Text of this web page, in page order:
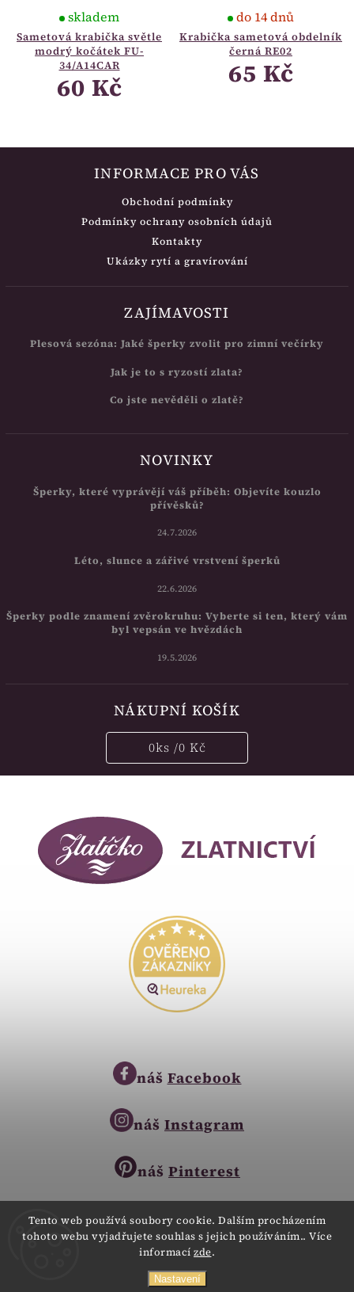
Tento web používá soubory cookie. Dalším procházením
tohoto webu vyjadřujete souhlas s jejich používáním.. Více
informací zde.
Nastavení
obchod@zlatnictvi-zlaticko.cz
Sametová krabička světle
modrý kočátek FU-
34/A14CAR
skladem
60 Kč
Krabička sametová obdelník
černá RE02
do 14 dnů
65 Kč
INFORMACE PRO VÁS
Obchodní podmínky
Podmínky ochrany osobních údajů
Kontakty
Ukázky rytí a gravírování
ZAJÍMAVOSTI
Plesová sezóna: Jaké šperky zvolit pro zimní večírky
Jak je to s ryzostí zlata?
Co jste nevěděli o zlatě?
NOVINKY
Šperky, které vyprávějí váš příběh: Objevíte kouzlo
přívěsků?
24.7.2026
Léto, slunce a zářivé vrstvení šperků
22.6.2026
Šperky podle znamení zvěrokruhu: Vyberte si ten, který vám
byl vepsán ve hvězdách
19.5.2026
NÁKUPNÍ KOŠÍK
0ks /0 Kč
náš Facebook
náš Instagram
náš Pinterest
Copyright © 2023
Všechna práva vyhrazena.